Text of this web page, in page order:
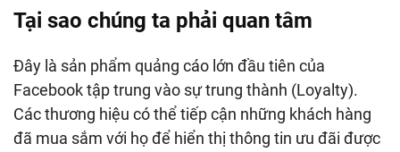
Tại sao chúng ta phải quan tâm
Đây là sản phẩm quảng cáo lớn đầu tiên của
Facebook tập trung vào sự trung thành (Loyalty).
Các thương hiệu có thể tiếp cận những khách hàng
đã mua sắm với họ để hiển thị thông tin ưu đãi được